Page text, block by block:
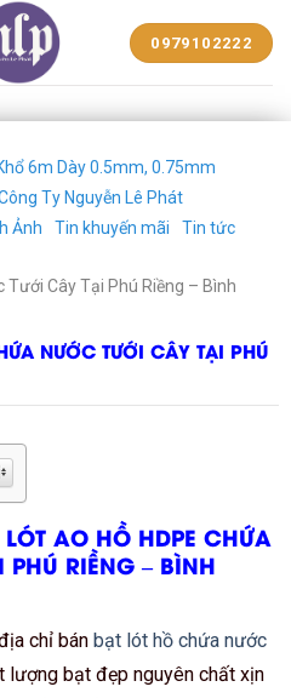
0979102222
6m Dày 0.5mm, 0.75mm
Ty Nguyễn Lê Phát
Ảnh Tin khuyến mãi
Tin tức
Tưới Cây Tại Phú Riềng – Bình
NƯỚC TƯỚI CÂY TẠI PHÚ
AO HỒ HDPE CHỨA
RIỀNG – BÌNH
chỉ bán bạt lót hồ chứa nước
lượng bạt đẹp nguyên chất xịn